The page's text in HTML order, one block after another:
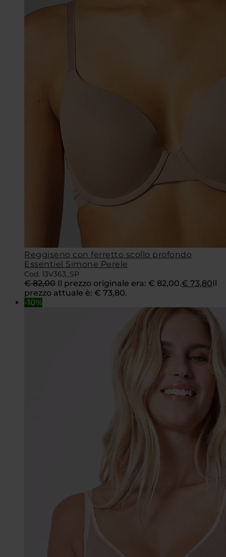
Reggiseno con ferretto scollo profondo
Essentiel Simone Perele
Cod. 13V363_SP
€82,00 Il prezzo originale era: € 82,00.€ 73,80Il
prezzo attuale è: € 73,80.
-10%